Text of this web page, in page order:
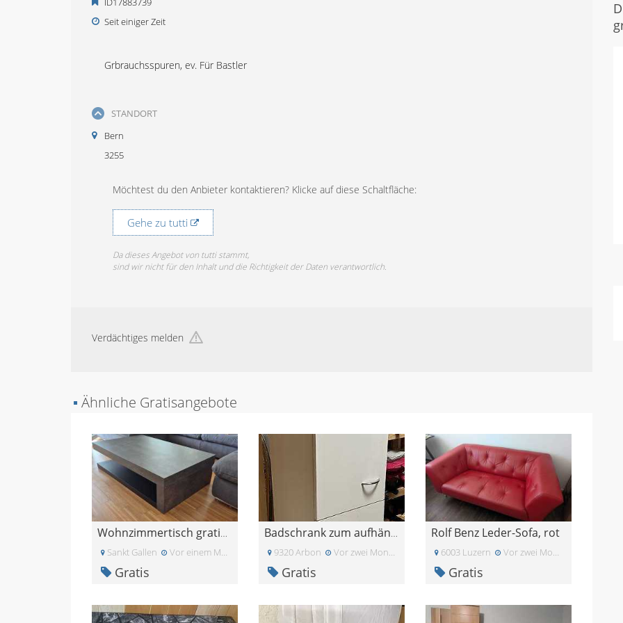
Seit einiger Zeit
Grbrauchsspuren, ev. Für Bastler
STANDORT
Bern
3255
Möchtest du den Anbieter kontaktieren? Klicke auf diese Schaltfläche:
Gehe zu tutti
Da dieses Angebot von tutti stammt,
sind wir nicht für den Inhalt und die Richtigkeit der Daten verantwortlich.
Verdächtiges melden
▪ Ähnliche Gratisangebote
Wohnzimmertisch gratis abzuholen
Sankt Gallen Vor einem Monat
Gratis
Badschrank zum aufhängen zu verschenken
9320 Arbon Vor zwei Monaten
Gratis
Rolf Benz Leder-Sofa, rot
6003 Luzern Vor zwei Monaten
Gratis